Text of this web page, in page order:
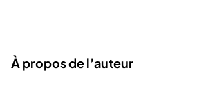
À propos de l’auteur